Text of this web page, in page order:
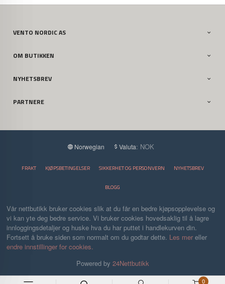
0
VENTO NORDIC AS
OM BUTIKKEN
NYHETSBREV
PARTNERE
Norwegian Valuta: NOK
FRAKT KJØPSBETINGELSER SIKKERHET OG PERSONVERN NYHETSBREV
BLOGG
Vår nettbutikk bruker cookies slik at du får en bedre kjøpsopplevelse og
vi kan yte deg bedre service. Vi bruker cookies hovedsaklig til å lagre
innloggingsdetaljer og huske hva du har puttet i handlekurven din.
Fortsett å bruke siden som normalt om du godtar dette. Les mer eller
endre innstillinger for cookies.
Powered by 24Nettbutikk